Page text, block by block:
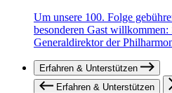
Um unsere 100. Folge
besonderen Gast willkommen:
Generaldirektor der
Erfahren & Unterstützen
Erfahren & Unterstützen